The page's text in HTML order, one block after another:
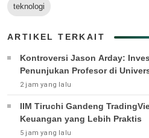
teknologi
ARTIKEL TERKAIT
Kontroversi Jason Arday:
Penunjukan Profesor di
2 jam yang lalu
IIM Tiruchi Gandeng
Keuangan yang Lebih Praktis
5 jam yang lalu